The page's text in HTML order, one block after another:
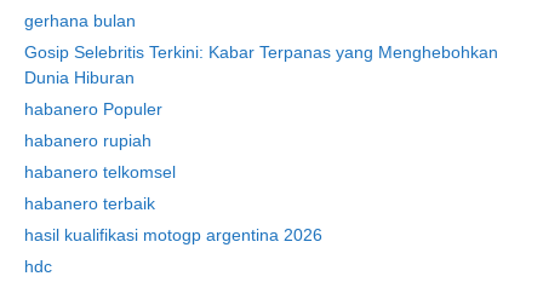
gerhana bulan
Gosip Selebritis Terkini: Kabar Terpanas yang Menghebohkan
Dunia Hiburan
habanero Populer
habanero rupiah
habanero telkomsel
habanero terbaik
hasil kualifikasi motogp argentina 2026
hdc